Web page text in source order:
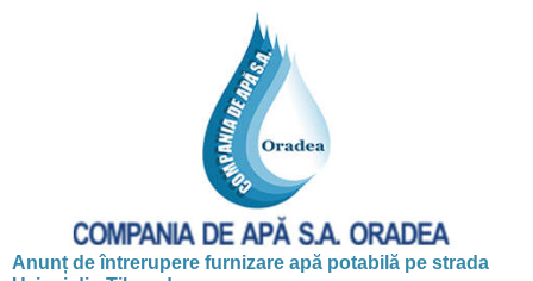
Anunț de întrerupere furnizare apă potabilă pe strada